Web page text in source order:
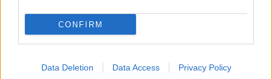
CONFIRM
Data Deletion Data Access Privacy Policy